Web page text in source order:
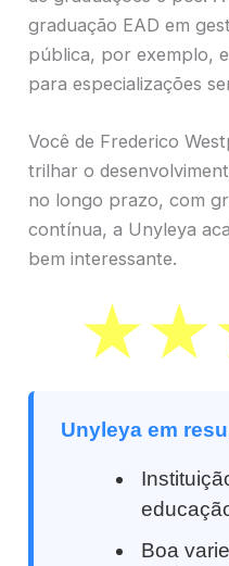
graduação EAD em
pública, por exemplo,
para especializações
Você de Frederico
trilhar o
no longo prazo, com
contínua, a Unyleya
bem interessante.
Unyleya em
Boa